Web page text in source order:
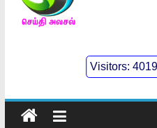
Tamil
Visitors: